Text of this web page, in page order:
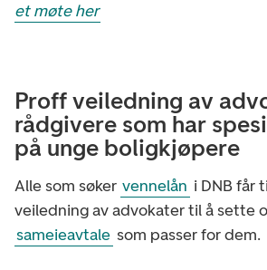
et møte her
Proff veiledning av
rådgivere som har
på unge boligkjøpere
Alle som søker vennelån i DNB får
veiledning av advokater til å sette
sameieavtale som passer for dem.